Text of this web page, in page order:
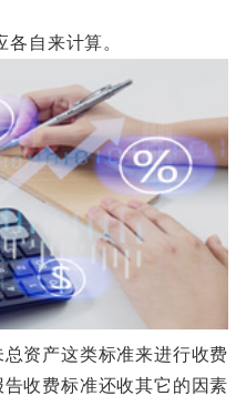
自来计算。
资产这类标准来进行收费
收费标准还收其它的因素